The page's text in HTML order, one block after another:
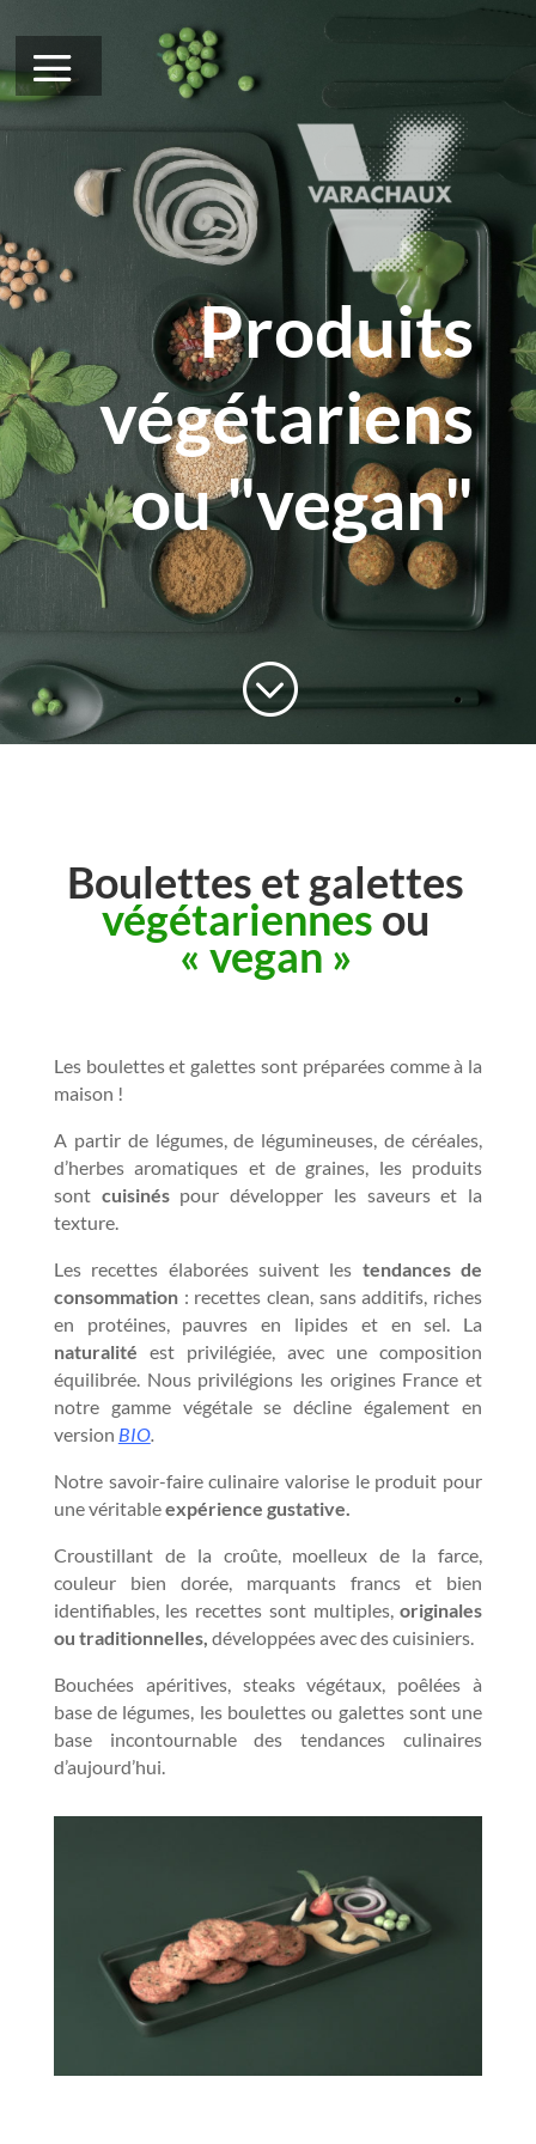
Produits
végétariens
ou "vegan"
;
Boulettes et galettes
végétariennes ou
« vegan »
Les boulettes et galettes sont préparées comme à la
maison !
A partir de légumes, de légumineuses, de céréales,
d’herbes aromatiques et de graines, les produits
sont cuisinés pour développer les saveurs et la
texture.
Les recettes élaborées suivent les tendances de
consommation: recettes clean, sans additifs, riches
en protéines, pauvres en lipides et en sel. La
naturalité est privilégiée, avec une composition
équilibrée. Nous privilégions les origines France et
notre gamme végétale se décline également en
version BIO.
Notre savoir-faire culinaire valorise le produit pour
une véritableexpérience gustative.
Croustillant de la croûte, moelleux de la farce,
couleur bien dorée, marquants francs et bien
identifiables, les recettes sont multiples,originales
ou traditionnelles, développées avec des cuisiniers.
Bouchées apéritives, steaks végétaux, poêlées à
base de légumes, les boulettes ou galettes sont une
base incontournable des tendances culinaires
d’aujourd’hui